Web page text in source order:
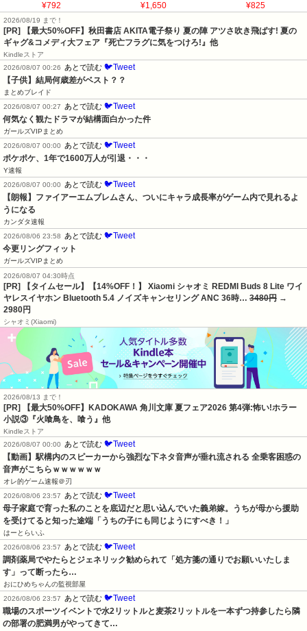
¥792 ¥1,650 ¥825
2026/08/19 まで！
[PR] 【最大50%OFF】秋田書店 AKITA電子祭り 夏の陣 アツさ吹き飛ばす! 夏の
ギャグ&コメディ大フェア『死亡フラグに気をつけろ!』他
Kindleストア
2026/08/07 00:26
あとで読む 🐦Tweet
【子供】結局何歳差がベスト？？
まとめブレイド
2026/08/07 00:27
あとで読む 🐦Tweet
何気なく観たドラマが結構面白かった件
ガールズVIPまとめ
2026/08/07 00:00
あとで読む 🐦Tweet
ポケポケ、1年で1600万人が引退・・・
Y速報
2026/08/07 00:00
あとで読む 🐦Tweet
【朗報】ファイアーエムブレムさん、ついにキャラ成長率がゲーム内で見れるよ
うになる
カンダタ速報
2026/08/06 23:58
あとで読む 🐦Tweet
今更リングフィット
ガールズVIPまとめ
2026/08/07 04:30時点
[PR] 【タイムセール】【14%OFF！】 Xiaomi シャオミ REDMI Buds 8 Lite ワイ
ヤレスイヤホン Bluetooth 5.4 ノイズキャンセリング ANC 36時… 3480円 →
2980円
シャオミ(Xiaomi)
2026/08/13 まで！
[PR] 【最大50%OFF】KADOKAWA 角川文庫 夏フェア2026 第4弾:怖い!ホラー
小説③『火喰鳥を、喰う』他
Kindleストア
2026/08/07 00:00
あとで読む 🐦Tweet
【動画】駅構内のスピーカーから強烈な下ネタ音声が垂れ流される 全乗客困惑の
音声がこちらｗｗｗｗｗｗ
オレ的ゲーム速報＠刃
2026/08/06 23:57
あとで読む 🐦Tweet
母子家庭で育った私のことを底辺だと思い込んでいた義弟嫁。うちが母から援助
を受けてると知った途端「うちの子にも同じようにすべき！」
はーとらいふ
2026/08/06 23:57
あとで読む 🐦Tweet
調剤薬局でやたらとジェネリック勧められて「処方箋の通りでお願いいたしま
す」って断ったら…
おにひめちゃんの監視部屋
2026/08/06 23:57
あとで読む 🐦Tweet
職場のスポーツイベントで水2リットルと麦茶2リットルを一本ずつ持参したら隣
の部署の肥満男がやってきて…